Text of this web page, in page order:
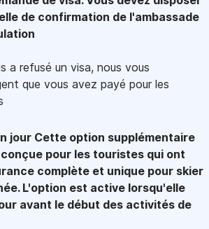
de confirmation de l'ambassade
a refusé un visa, nous vous
que vous avez payé pour les
jour Cette option supplémentaire
pour les touristes qui ont
complète et unique pour skier
L'option est active lorsqu'elle
avant le début des activités de